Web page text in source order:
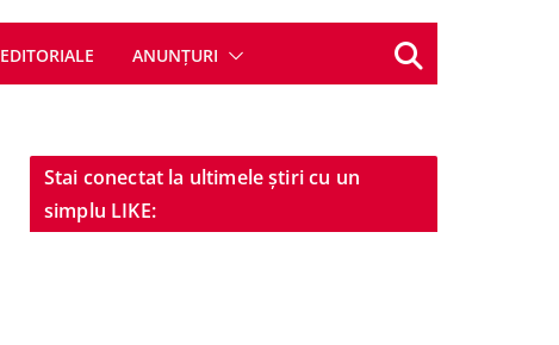
EDITORIALE ANUNȚURI
Stai conectat la ultimele știri cu un
simplu LIKE: